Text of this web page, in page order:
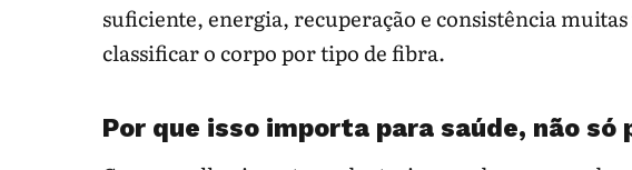
suficiente, energia, recuperação e consistência
classificar o corpo por tipo de fibra.
Por que isso importa para saúde, não só